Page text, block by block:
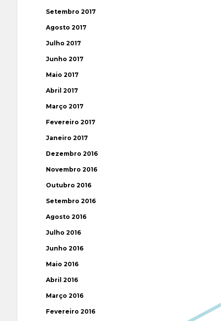
Setembro 2017
Agosto 2017
Julho 2017
Junho 2017
Maio 2017
Abril 2017
Março 2017
Fevereiro 2017
Janeiro 2017
Dezembro 2016
Novembro 2016
Outubro 2016
Setembro 2016
Agosto 2016
Julho 2016
Junho 2016
Maio 2016
Abril 2016
Março 2016
Fevereiro 2016